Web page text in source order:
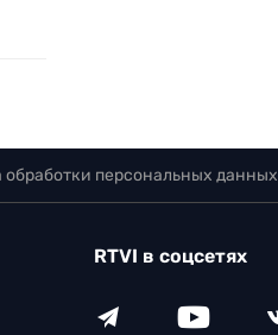
обработки персональных данных
RTVI в соцсетях